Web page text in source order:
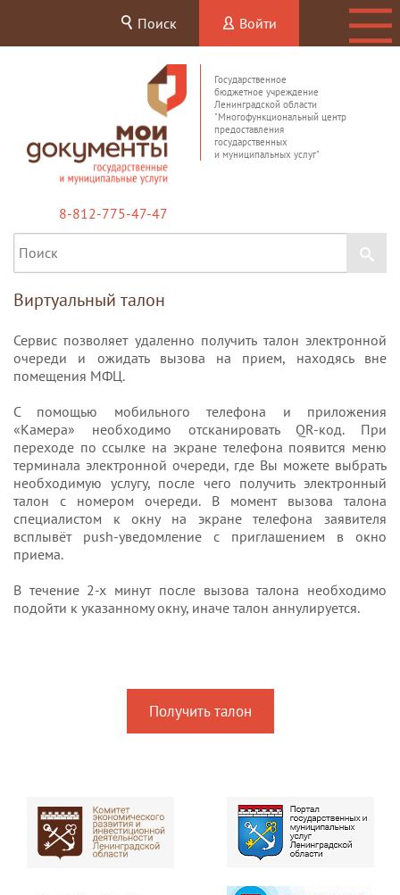
Поиск Войти
Государственное
бюджетное учреждение
Ленинградской области
"Многофункциональный центр
предоставления
государственных
и муниципальных услуг"
8-812-775-47-47
Виртуальный талон
Сервис позволяет удаленно получить талон электронной
очереди и ожидать вызова на прием, находясь вне
помещения МФЦ.
С помощью мобильного телефона и приложения
«Камера» необходимо отсканировать QR-код. При
переходе по ссылке на экране телефона появится меню
терминала электронной очереди, где Вы можете выбрать
необходимую услугу, после чего получить электронный
талон с номером очереди. В момент вызова талона
специалистом к окну на экране телефона заявителя
всплывёт push-уведомление с приглашением в окно
приема.
В течение 2-х минут после вызова талона необходимо
подойти к указанному окну, иначе талон аннулируется.
Получить талон